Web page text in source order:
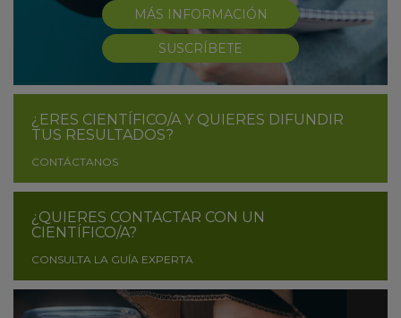
MÁS INFORMACIÓN
SUSCRÍBETE
¿ERES CIENTÍFICO/A Y QUIERES DIFUNDIR
TUS RESULTADOS?
CONTÁCTANOS
¿QUIERES CONTACTAR CON UN
CIENTÍFICO/A?
CONSULTA LA GUÍA EXPERTA